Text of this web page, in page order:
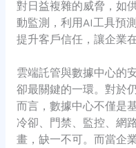
對日益複雜的威脅，如
動監測，利用AI工具預
提升客戶信任，讓企業
雲端託管與數據中心的
卻最關鍵的一環。對於
而言，數據中心不僅是
冷卻、門禁、監控、網
畫，缺一不可。而當企